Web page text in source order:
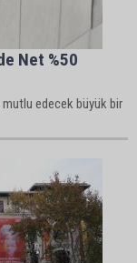
Net %50
mutlu edecek büyük bir